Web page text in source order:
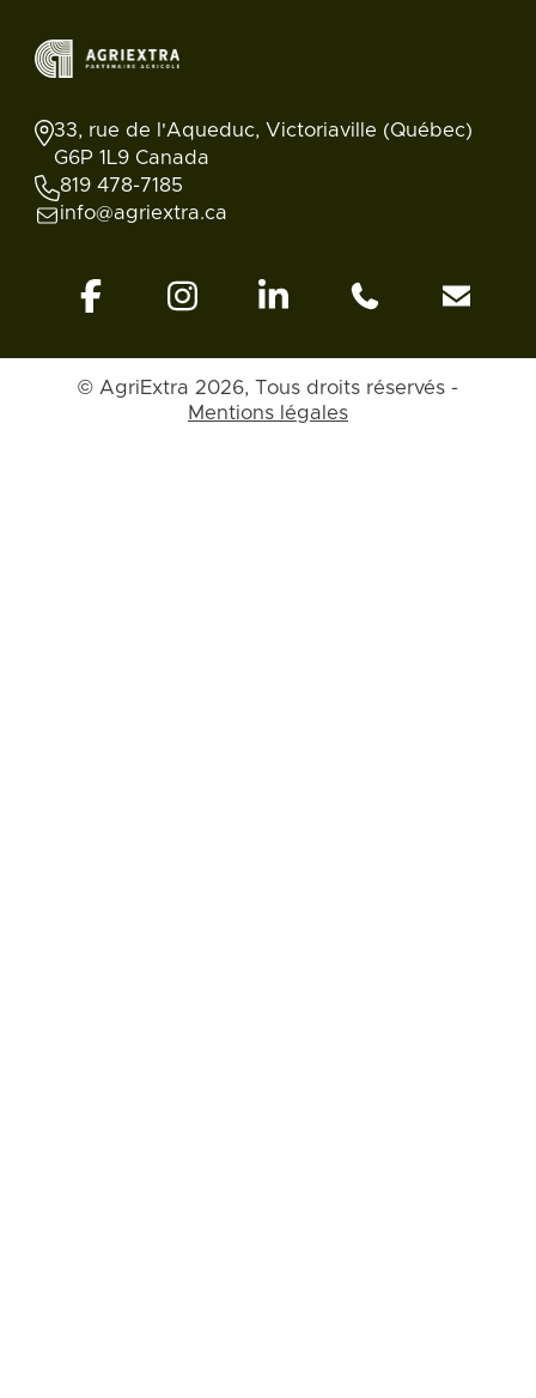
33, rue de l'Aqueduc, Victoriaville (Québec)
G6P 1L9 Canada
819 478-7185
info@agriextra.ca
© AgriExtra 2026, Tous droits réservés -
Mentions légales